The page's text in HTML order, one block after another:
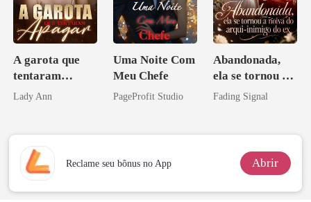
A garota que
tentaram
apagar
Lady Ann
Uma Noite Com
Meu Chefe
PageProfit Studio
Abandonada,
ela se tornou a
noiva do arqui-
Fading Signal
Reclame seu bônus no App Abrir